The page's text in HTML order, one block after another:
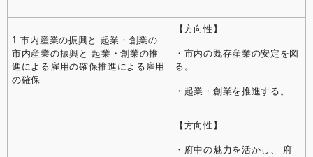
1.市内産業の振興と 起業・創業の
市内産業の振興と 起業・創業の推
進による雇⽤の確保推進による雇⽤
の確保
【方向性】
・市内の既存産業の安定を図
る。
・起業・創業を推進する。
【方向性】
・府中の魅力を活かし、 府